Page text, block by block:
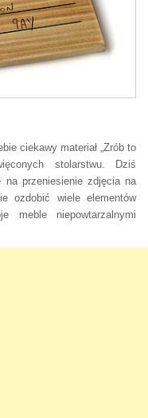
ciekawy materiał „Zrób to
stolarstwu. Dziś
na przeniesienie zdjęcia na
ozdobić wiele elementów
niepowtarzalnymi